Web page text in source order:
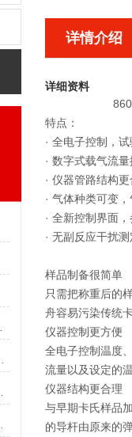
详情介绍
详细资料
特点：
· 全电子控制，
· 数字式载气流
· 仪器管路结构
· 气体种类可变
· 全新控制界面
· 无副反应干扰
样品制备很简单
只需把称重后的
舟容易污染传统
仪器控制更方便
全电子控制温度
流量以及设定的
仪器结构更合理
与早期卡氏样品
的导杆由原来的